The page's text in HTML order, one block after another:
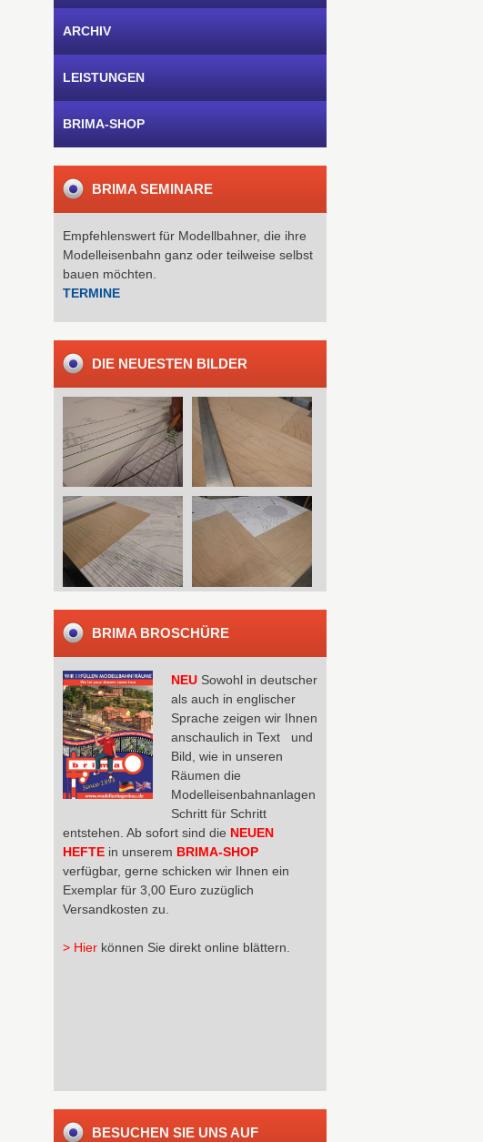
ARCHIV
LEISTUNGEN
BRIMA-SHOP
BRIMA SEMINARE
Empfehlenswert für Modellbahner, die ihre
Modelleisenbahn ganz oder teilweise selbst
bauen möchten.
TERMINE
DIE NEUESTEN BILDER
BRIMA BROSCHÜRE
NEU Sowohl in deutscher
als auch in englischer
Sprache zeigen wir Ihnen
anschaulich in Text und
Bild, wie in unseren
Räumen die
Modelleisenbahnanlagen
Schritt für Schritt
entstehen. Ab sofort sind die NEUEN
HEFTE in unserem BRIMA-SHOP
verfügbar, gerne schicken wir Ihnen ein
Exemplar für 3,00 Euro zuzüglich
Versandkosten zu.
> Hier können Sie direkt online blättern.
BESUCHEN SIE UNS AUF